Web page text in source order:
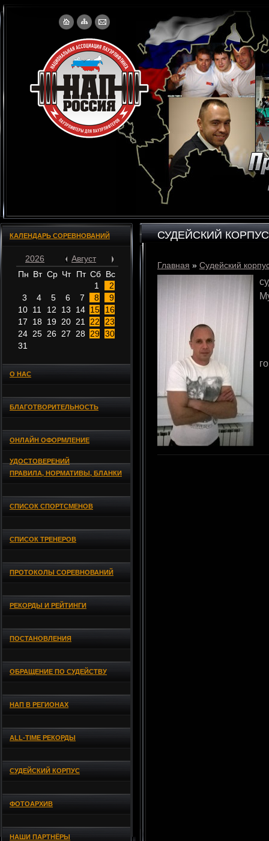
КАЛЕНДАРЬ СОРЕВНОВАНИЙ
2026
Август
Пн Вт Ср Чт Пт Сб Вс
1
2
3
4 5 6 7 8
9
10 11 12 13 14 15
16
17
18 19 20 21 22
23
24 25 26 27 28 29 30
31
О НАС
БЛАГОТВОРИТЕЛЬНОСТЬ
ОНЛАЙН ОФОРМЛЕНИЕ
УДОСТОВЕРЕНИЙ
ПРАВИЛА, НОРМАТИВЫ, БЛАНКИ
СПИСОК СПОРТСМЕНОВ
СПИСОК ТРЕНЕРОВ
ПРОТОКОЛЫ СОРЕВНОВАНИЙ
РЕКОРДЫ И РЕЙТИНГИ
ПОСТАНОВЛЕНИЯ
ОБРАЩЕНИЕ ПО СУДЕЙСТВУ
НАП В РЕГИОНАХ
ALL-TIME РЕКОРДЫ
СУДЕЙСКИЙ КОРПУС
ФОТОАРХИВ
НАШИ ПАРТНЁРЫ
СУДЕЙСКИЙ КОРПУС
Главная » Судейский